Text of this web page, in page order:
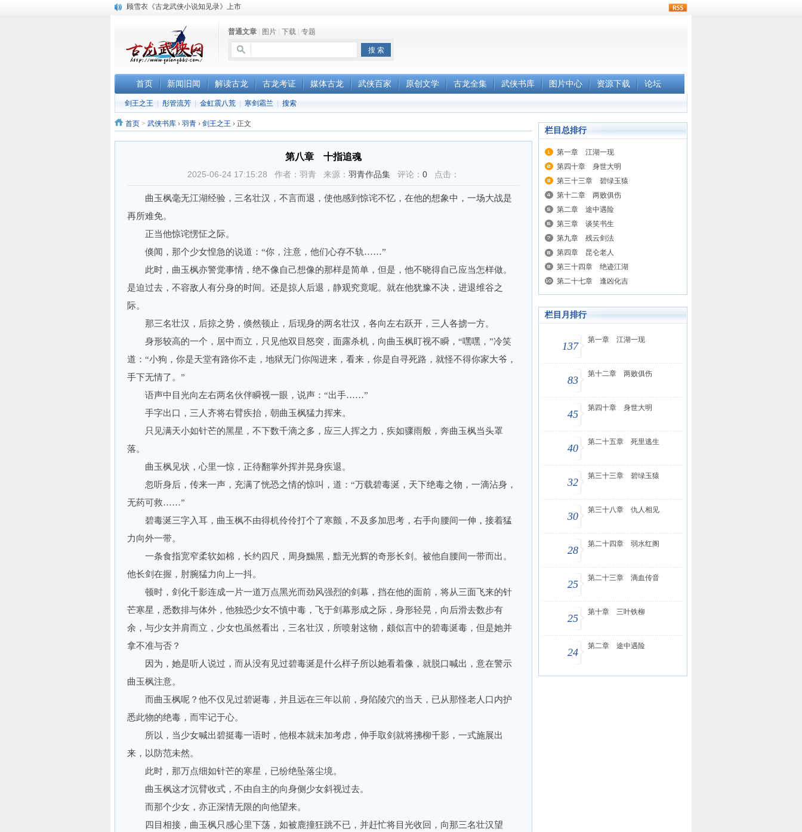
顾雪衣《古龙武侠小说知见录》上市
《古龙小说原貌探究》修订版已上市普通文章 图片 下载 专题
首页 新闻旧闻 解读古龙 古龙考证 媒体古龙 武侠百家 原创文学 古龙全集 武侠书库 图片中心 资源下载 论坛
剑王之王 彤管流芳 金虹震八荒 寒剑霜兰 搜索
首页 > 武侠书库 › 羽青 › 剑王之王 › 正文
第八章 十指追魂
2025-06-24 17:15:28 作者：羽青 来源： 羽青作品集 评论： 0 点击：
曲玉枫毫无江湖经验，三名壮汉，不言而退，使他感到惊诧不忆，在他的想象中，一场大战是
再所难免。
正当他惊诧愣怔之际。
倏闻，那个少女惶急的说道：“你，注意，他们心存不轨……”
此时，曲玉枫亦警觉事情，绝不像自己想像的那样是简单，但是，他不晓得自己应当怎样做。
是迫过去，不容敌人有分身的时间。还是掠人后退，静观究竟呢。就在他犹豫不决，进退维谷之
际。
那三名壮汉，后掠之势，倏然顿止，后现身的两名壮汉，各向左右跃开，三人各掳一方。
身形较高的一个，居中而立，只见他双目怒突，面露杀机，向曲玉枫盯视不瞬，“嘿嘿，”冷笑
道：“小狗，你是天堂有路你不走，地狱无门你闯进来，看来，你是自寻死路，就怪不得你家大爷，
手下无情了。”
语声中目光向左右两名伙伴瞬视一眼，说声：“出手……”
手字出口，三人齐将右臂疾抬，朝曲玉枫猛力挥来。
只见满天小如针芒的黑星，不下数千滴之多，应三人挥之力，疾如骤雨般，奔曲玉枫当头罩
落。
曲玉枫见状，心里一惊，正待翻掌外挥并晃身疾退。
忽听身后，传来一声，充满了恍恐之情的惊叫，道：“万载碧毒涎，天下绝毒之物，一滴沾身，
无药可救……”
碧毒涎三字入耳，曲玉枫不由得机伶伶打个了寒颤，不及多加思考，右手向腰间一伸，接着猛
力向外一带。
一条食指宽窄柔软如棉，长约四尺，周身黝黑，黯无光辉的奇形长剑。被他自腰间一带而出。
他长剑在握，肘腕猛力向上一抖。
顿时，剑化千影连成一片一道万点黑光而劲风强烈的剑幕，挡在他的面前，将从三面飞来的针
芒寒星，悉数排与体外，他独恐少女不慎中毒，飞于剑幕形成之际，身形轻晃，向后滑去数步有
余，与少女并肩而立，少女也虽然看出，三名壮汉，所喷射这物，颇似言中的碧毒涎毒，但是她并
拿不准与否？
因为，她是听人说过，而从没有见过碧毒涎是什么样子所以她看着像，就脱口喊出，意在警示
曲玉枫注意。
而曲玉枫呢？他不仅见过碧诞毒，并且远在三年以前，身陷陵穴的当天，已从那怪老人口内护
悉此物的绝毒，而牢记于心。
所以，当少女喊出碧挺毒一语时，他根本就未加考虑，伸手取剑就将拂柳千影，一式施展出
来，以防范未然。
此时，那万点细如针芒的寒星，已纷绝坠落尘境。
曲玉枫这才沉臂收式，不由自主的向身侧少女斜视过去。
而那个少女，亦正深情无限的向他望来。
四目相接，曲玉枫只感心里下荡，如被鹿撞狂跳不已，并赶忙将目光收回，向那三名壮汉望
栏目总排行
第一章 江湖一现
第四十章 身世大明
第三十三章 碧绿玉猿
第十二章 两败俱伤
第二章 途中遇险
第三章 谈笑书生
第九章 残云剑法
第四章 昆仑老人
第三十四章 绝迹江湖
第二十七章 逢凶化吉
栏目月排行
137
第一章 江湖一现
83
第十二章 两败俱伤
45
第四十章 身世大明
40
第二十五章 死里逃生
32
第三十三章 碧绿玉猿
30
第三十八章 仇人相见
28
第二十四章 弱水红阁
25
第二十三章 滴血传音
25
第十章 三叶铁柳
24
第二章 途中遇险